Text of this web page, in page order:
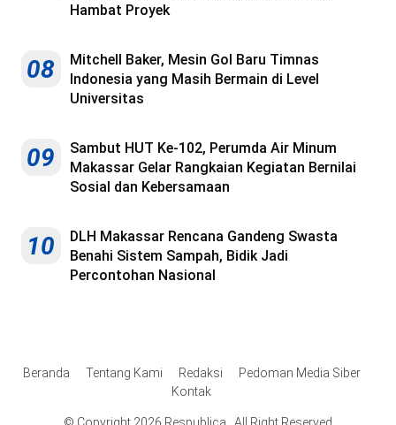
Hambat Proyek
08
Mitchell Baker, Mesin Gol Baru Timnas
Indonesia yang Masih Bermain di Level
Universitas
09
Sambut HUT Ke-102, Perumda Air Minum
Makassar Gelar Rangkaian Kegiatan Bernilai
Sosial dan Kebersamaan
10
DLH Makassar Rencana Gandeng Swasta
Benahi Sistem Sampah, Bidik Jadi
Percontohan Nasional
Beranda Tentang Kami Redaksi
Pedoman Media Siber
Kontak
© Copyright 2026 Respublica . All Right Reserved